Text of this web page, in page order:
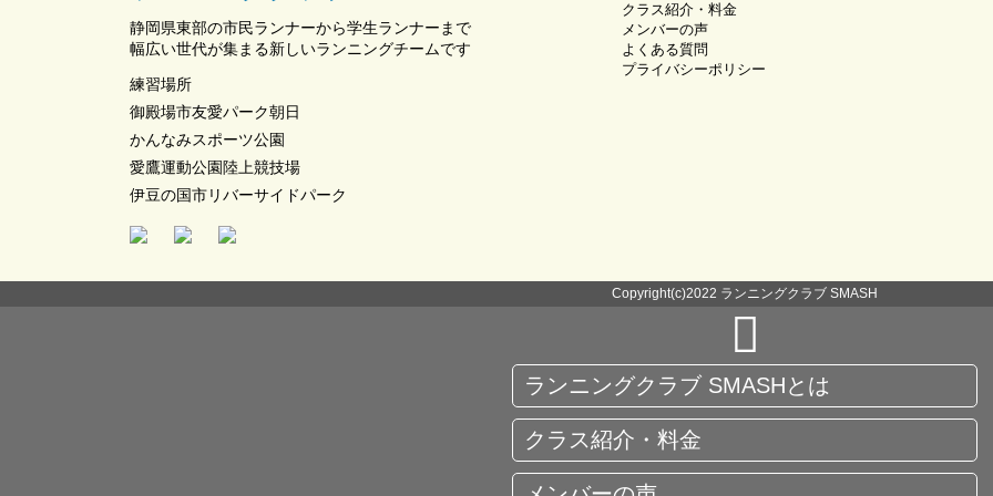
静岡県東部の市民ランナーから学生ランナーまで
幅広い世代が集まる新しいランニングチームです
練習場所
御殿場市友愛パーク朝日
かんなみスポーツ公園
愛鷹運動公園陸上競技場
伊豆の国市リバーサイドパーク
クラス紹介・料金
メンバーの声
よくある質問
プライバシーポリシー
Copyright(c)2022 ランニングクラブ SMASH
ランニングクラブ SMASHとは
クラス紹介・料金